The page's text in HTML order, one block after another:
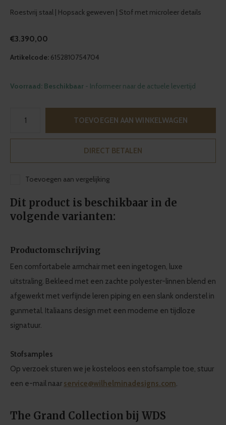
Roestvrij staal | Hopsack geweven | Stof met microleer details
€3.390,00
Artikelcode: 6152810754704
Voorraad: Beschikbaar - Informeer naar de actuele levertijd
TOEVOEGEN AAN WINKELWAGEN
DIRECT BETALEN
Toevoegen aan vergelijking
Dit product is beschikbaar in de
volgende varianten:
Productomschrijving
Een comfortabele armchair met een ingetogen, luxe
uitstraling. Bekleed met een zachte polyester-linnen blend en
afgewerkt met verfijnde leren piping en een slank onderstel in
gunmetal. Italiaans design met een moderne en tijdloze
signatuur.
Stofsamples
Op verzoek sturen we je kosteloos een stofsample toe, stuur
een e-mail naar service@wilhelminadesigns.com.
The Grand Collection bij WDS